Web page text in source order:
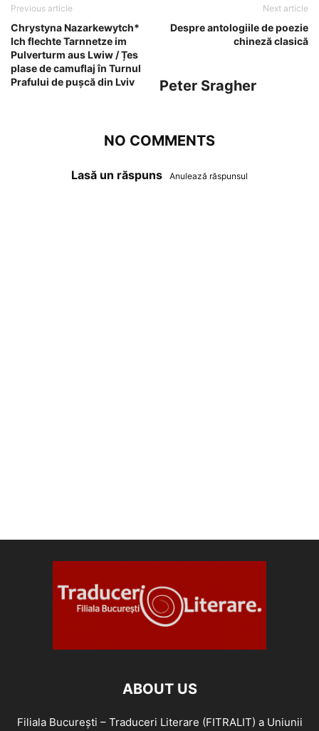
Previous article
Chrystyna Nazarkewytch*
Ich flechte Tarnnetze im
Pulverturm aus Lwiw / Țes
plase de camuflaj în Turnul
Prafului de pușcă din Lviv
Next article
Despre antologiile de poezie
chineză clasică
Peter Sragher
NO COMMENTS
Lasă un răspuns Anulează răspunsul
ABOUT US
Filiala București – Traduceri Literare (FITRALIT) a Uniunii